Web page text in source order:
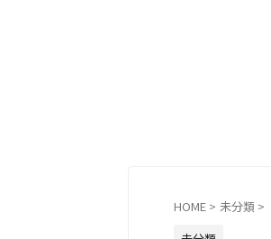
HOME > 未分類 >